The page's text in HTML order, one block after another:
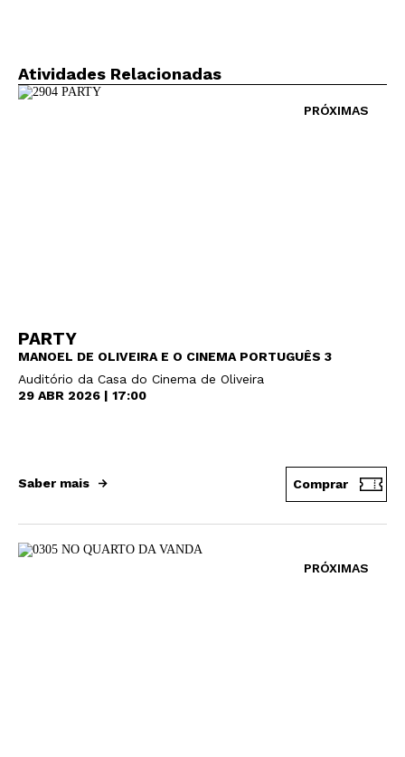
Atividades Relacionadas
PRÓXIMAS
PARTY
MANOEL DE OLIVEIRA E O CINEMA PORTUGUÊS 3
Auditório da Casa do Cinema de Oliveira
29 ABR 2026 | 17:00
Saber mais Comprar
PRÓXIMAS